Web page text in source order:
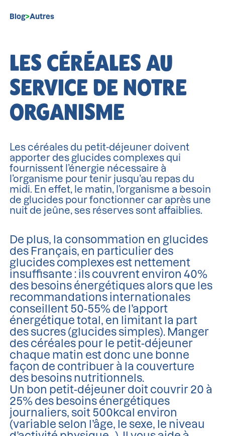
Blog>Autres
LES CÉRÉALES AU
SERVICE DE NOTRE
ORGANISME
Les céréales du petit-déjeuner doivent
apporter des glucides complexes qui
fournissent l’énergie nécessaire à
l’organisme pour tenir jusqu’au repas du
midi. En effet, le matin, l’organisme a besoin
de glucides pour fonctionner car après une
nuit de jeûne, ses réserves sont affaiblies.
De plus, la consommation en glucides
des Français, en particulier des
glucides complexes est nettement
insuffisante : ils couvrent environ 40%
des besoins énergétiques alors que les
recommandations internationales
conseillent 50-55% de l’apport
énergétique total, en limitant la part
des sucres (glucides simples). Manger
des céréales pour le petit-déjeuner
chaque matin est donc une bonne
façon de contribuer à la couverture
des besoins nutritionnels.
Un bon petit-déjeuner doit couvrir 20 à
25% des besoins énergétiques
journaliers, soit 500kcal environ
(variable selon l’âge, le sexe, le niveau